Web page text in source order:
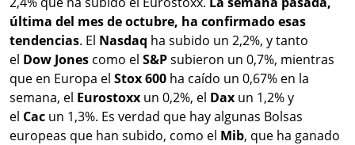
última del mes de octubre, ha confirmado esas
tendencias. El Nasdaq ha subido un 2,2%, y tanto
el Dow Jones como el S&Psubieron un 0,7%, mientras
que en Europa el Stox600 ha caído un 0,67% en la
semana, el Eurostoxx un 0,2%, el Dax un 1,2% y
el Cac un 1,3%. Es verdad que hay algunas Bolsas
europeas que han subido, como el Mib, que ha ganado